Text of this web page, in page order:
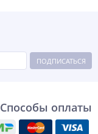
ПОДПИСАТЬСЯ
Способы оплаты